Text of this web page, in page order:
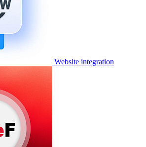
Website integration